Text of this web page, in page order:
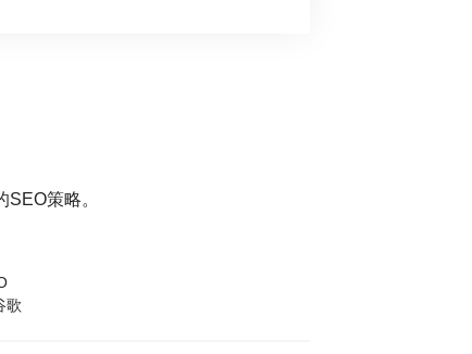
策略。
歌